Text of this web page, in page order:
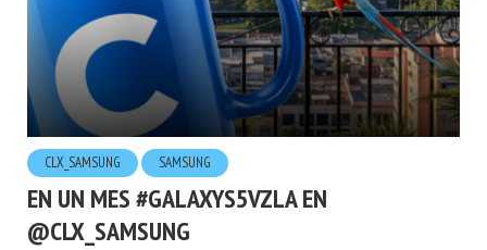
CLX_SAMSUNG SAMSUNG
EN UN MES #GALAXYS5VZLA EN
@CLX_SAMSUNG